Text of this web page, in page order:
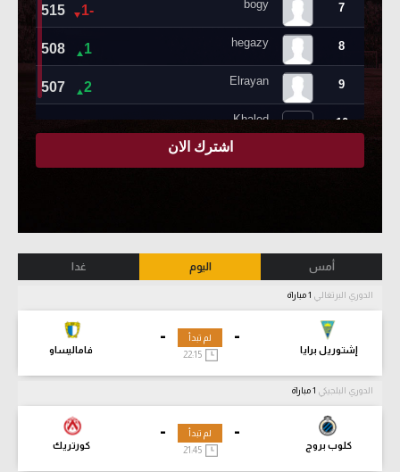
أمس اليوم غدا
الدوري البرتغالي
-
إشتوريل برايا
-
فاماليساو
لم تبدأ
22:15
الدوري البلجيكي
-
كلوب بروج
-
كورتريك
لم تبدأ
21:45